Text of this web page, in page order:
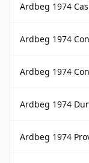
Ardbeg 1974
Ardbeg 1974
Ardbeg 1974
Ardbeg 1974
Ardbeg 1974